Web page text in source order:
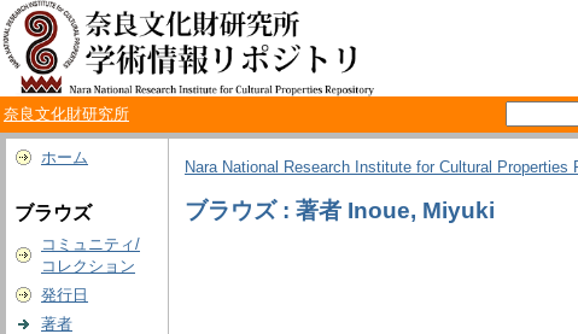
奈良文化財研究所
ホーム
ブラウズ
コミュニティ/
コレクション
発行日
著者
Nara National Research Institute for Cultural Properties
ブラウズ : 著者 Inoue, Miyuki